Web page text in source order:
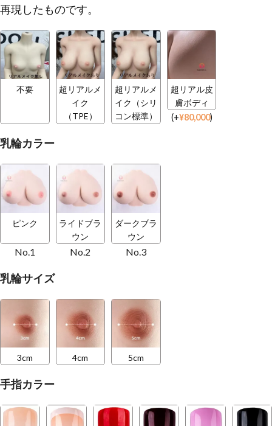
再現したものです。
不要
超リアルメ
イク
（TPE）
超リアルメ
イク（シリ
コン標準）
超リアル皮
膚ボディ
(+¥80,000)
乳輪カラー
ピンク
No.1
ライドブラ
ウン
No.2
ダークブラ
ウン
No.3
乳輪サイズ
3cm 4cm 5cm
手指カラー